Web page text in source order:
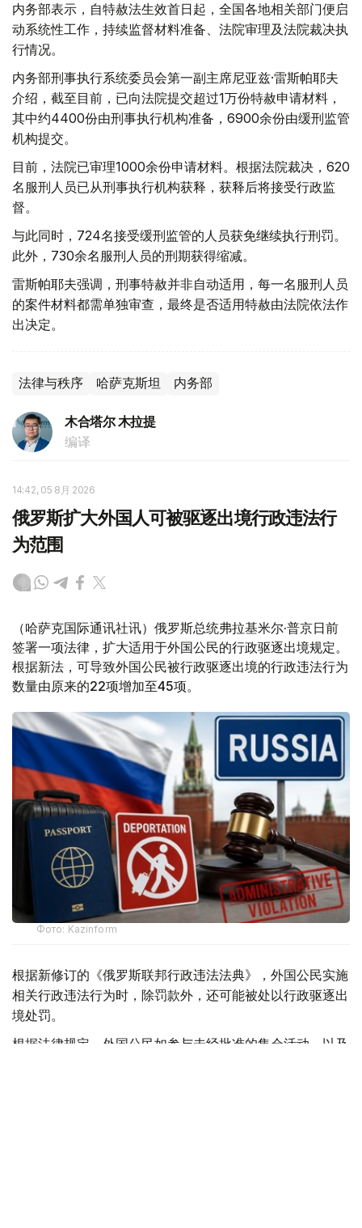
内务部表示，自特赦法生效首日起，全国各地相关部门便启
动系统性工作，持续监督材料准备、法院审理及法院裁决执
行情况。
内务部刑事执行系统委员会第一副主席尼亚兹·雷斯帕耶夫
介绍，截至目前，已向法院提交超过1万份特赦申请材料，
其中约4400份由刑事执行机构准备，6900余份由缓刑监管
机构提交。
目前，法院已审理1000余份申请材料。根据法院裁决，620
名服刑人员已从刑事执行机构获释，获释后将接受行政监
督。
与此同时，724名接受缓刑监管的人员获免继续执行刑罚。
此外，730余名服刑人员的刑期获得缩减。
雷斯帕耶夫强调，刑事特赦并非自动适用，每一名服刑人员
的案件材料都需单独审查，最终是否适用特赦由法院依法作
出决定。
法律与秩序 哈萨克斯坦 内务部
木合塔尔 木拉提
编译
14:42, 05 8月 2026
俄罗斯扩大外国人可被驱逐出境行政违法行
为范围
（哈萨克国际通讯社讯）俄罗斯总统弗拉基米尔·普京日前
签署一项法律，扩大适用于外国公民的行政驱逐出境规定。
根据新法，可导致外国公民被行政驱逐出境的行政违法行为
数量由原来的22项增加至45项。
Фото: Kazinform
根据新修订的《俄罗斯联邦行政违法法典》，外国公民实施
相关行政违法行为时，除罚款外，还可能被处以行政驱逐出
境处罚。
根据法律规定，外国公民如参与未经批准的集会活动，以及